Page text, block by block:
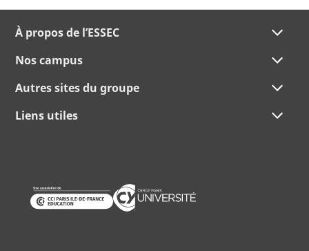
À propos de l’ESSEC
Nos campus
Autres sites du groupe
Liens utiles